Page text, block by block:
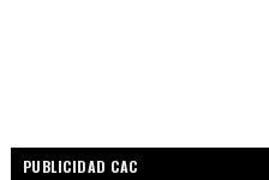
PUBLICIDAD CAC